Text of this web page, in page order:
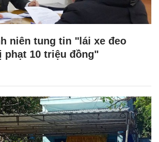
niên tung tin "lái xe đeo
phạt 10 triệu đồng"